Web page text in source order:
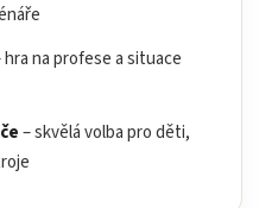
hra na profese a situace
– skvělá volba pro děti,